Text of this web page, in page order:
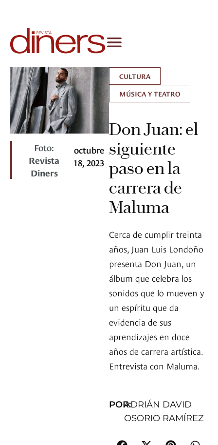
Foto:
Revista
Diners
octubre
18, 2023
CULTURA
MÚSICA Y TEATRO
Don Juan: el
siguiente
paso en la
carrera de
Maluma
Cerca de cumplir treinta
años, Juan Luis Londoño
presenta Don Juan, un
álbum que celebra los
sonidos que lo mueven y
un espíritu que da
evidencia de sus
aprendizajes en doce
años de carrera artística.
Entrevista con Maluma.
POR:ADRIÁN DAVID
OSORIO RAMÍREZ